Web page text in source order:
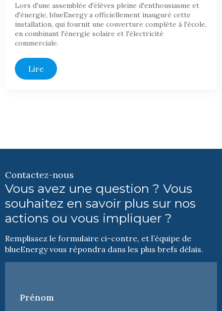
Lors d'une assemblée d'élèves pleine d'enthousiasme et
d'énergie, blueEnergy a officiellement inauguré cette
installation, qui fournit une couverture complète à l'école,
en combinant l'énergie solaire et l'électricité
commerciale.
Lire
Contactez-nous
Vous avez une question ? Vous
souhaitez en savoir plus sur nos
actions ou vous impliquer ?
Remplissez le formulaire ci-contre, et l’équipe de
blueEnergy vous répondra dans les plus brefs délais.
Prénom
*